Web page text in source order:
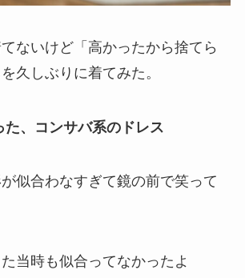
ないけど「高かったから捨てら
久しぶりに着てみた。
、コンサバ系のドレス
似合わなすぎて鏡の前で笑って
た当時も似合ってなかったよ